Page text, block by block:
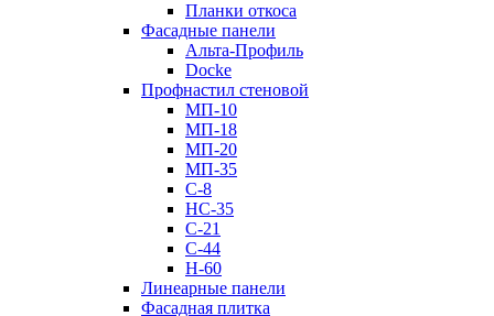
Планки откоса
Фасадные панели
Альта-Профиль
Docke
Профнастил стеновой
МП-10
МП-18
МП-20
МП-35
С-8
НС-35
С-21
С-44
Н-60
Линеарные панели
Фасадная плитка